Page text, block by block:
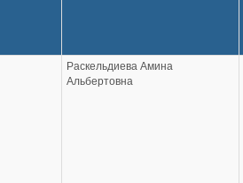
Раскельдиева Амина
Альбертовна